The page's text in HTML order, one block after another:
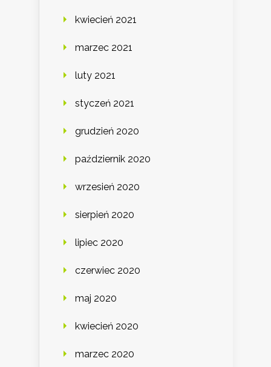
kwiecień 2021
marzec 2021
luty 2021
styczeń 2021
grudzień 2020
październik 2020
wrzesień 2020
sierpień 2020
lipiec 2020
czerwiec 2020
maj 2020
kwiecień 2020
marzec 2020